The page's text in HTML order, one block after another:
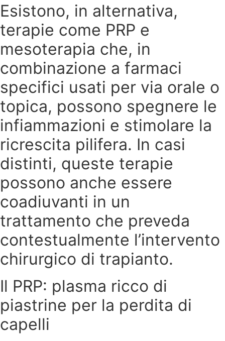
Esistono, in alternativa,
terapie come PRP e
mesoterapia che, in
combinazione a farmaci
specifici usati per via orale o
topica, possono spegnere le
infiammazioni e stimolare la
ricrescita pilifera. In casi
distinti, queste terapie
possono anche essere
coadiuvanti in un
trattamento che preveda
contestualmente l’intervento
chirurgico di trapianto.
Il PRP: plasma ricco di
piastrine per la perdita di
capelli